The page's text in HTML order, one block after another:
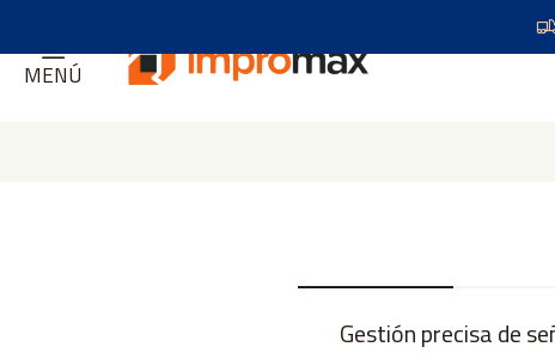
MENÚ
Gestión precisa de